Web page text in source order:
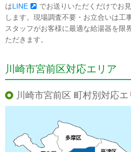
はLINE
でお送りいただくだけでお
します。現場調査不要・お立合いは工
スタッフがお客様に最適な給湯器を限
ただきます。
川崎市宮前区対応エリア
川崎市宮前区 町村別対応エ